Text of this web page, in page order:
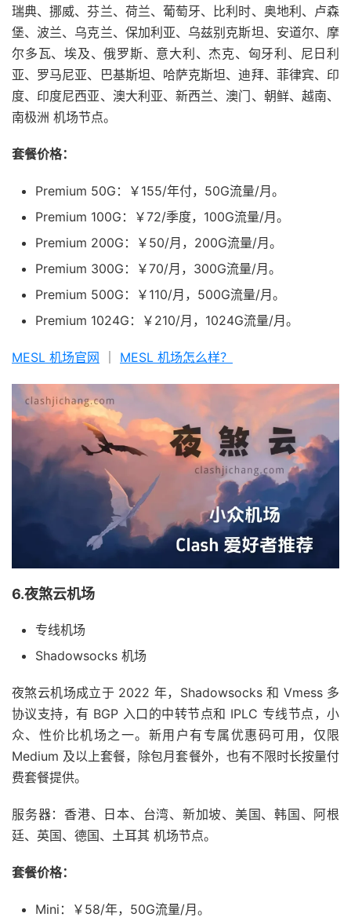
瑞典、挪威、芬兰、荷兰、葡萄牙、比利时、奥地利、卢森
堡、波兰、乌克兰、保加利亚、乌兹别克斯坦、安道尔、摩
尔多瓦、埃及、俄罗斯、意大利、杰克、匈牙利、尼日利
亚、罗马尼亚、巴基斯坦、哈萨克斯坦、迪拜、菲律宾、印
度、印度尼西亚、澳大利亚、新西兰、澳门、朝鲜、越南、
南极洲 机场节点。
套餐价格：
Premium 50G：￥155/年付，50G流量/月。
Premium 100G：￥72/季度，100G流量/月。
Premium 200G：￥50/月，200G流量/月。
Premium 300G：￥70/月，300G流量/月。
Premium 500G：￥110/月，500G流量/月。
Premium 1024G：￥210/月，1024G流量/月。
MESL 机场官网 MESL 机场怎么样？
6.夜煞云机场
专线机场
Shadowsocks 机场
夜煞云机场成立于 2022 年，Shadowsocks 和 Vmess 多
协议支持，有 BGP 入口的中转节点和 IPLC 专线节点，小
众、性价比机场之一。新用户有专属优惠码可用，仅限
Medium 及以上套餐，除包月套餐外，也有不限时长按量付
费套餐提供。
服务器：香港、日本、台湾、新加坡、美国、韩国、阿根
廷、英国、德国、土耳其 机场节点。
套餐价格：
Mini：￥58/年，50G流量/月。